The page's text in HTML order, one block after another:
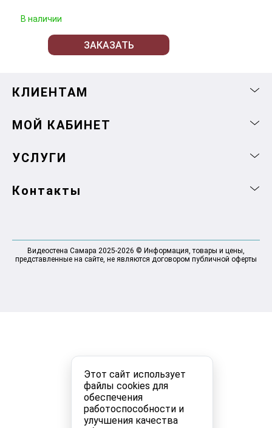
Этот сайт использует
файлы cookies для
обеспечения
работоспособности и
улучшения качества
В наличии
ЗАКАЗАТЬ
КЛИЕНТАМ
МОЙ КАБИНЕТ
УСЛУГИ
Контакты
Видеостена Самара 2025-2026 © Информация, товары и цены,
представленные на сайте, не являются договором публичной оферты